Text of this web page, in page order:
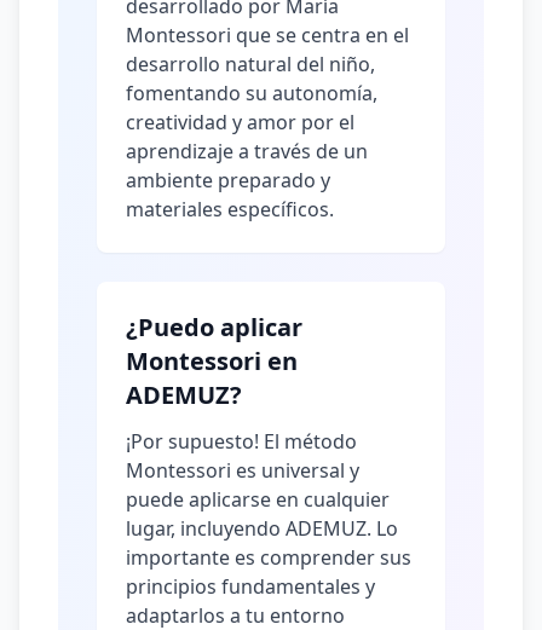
desarrollado por María
Montessori que se centra en el
desarrollo natural del niño,
fomentando su autonomía,
creatividad y amor por el
aprendizaje a través de un
ambiente preparado y
materiales específicos.
¿Puedo aplicar
Montessori en
ADEMUZ?
¡Por supuesto! El método
Montessori es universal y
puede aplicarse en cualquier
lugar, incluyendo ADEMUZ. Lo
importante es comprender sus
principios fundamentales y
adaptarlos a tu entorno